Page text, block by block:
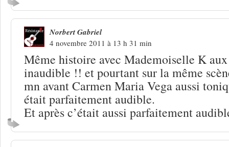
Norbert Gabriel
4 novembre 2011 à 13 h 31 min
Même histoire avec Mademoiselle K
inaudible !! et pourtant sur la même
mn avant Carmen Maria Vega aussi
était parfaitement audible.
Et après c’était aussi parfaitement